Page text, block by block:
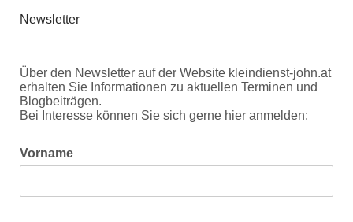
Newsletter
Über den Newsletter auf der Website kleindienst-john.at
erhalten Sie Informationen zu aktuellen Terminen und
Blogbeiträgen.
Bei Interesse können Sie sich gerne hier anmelden:
Vorname